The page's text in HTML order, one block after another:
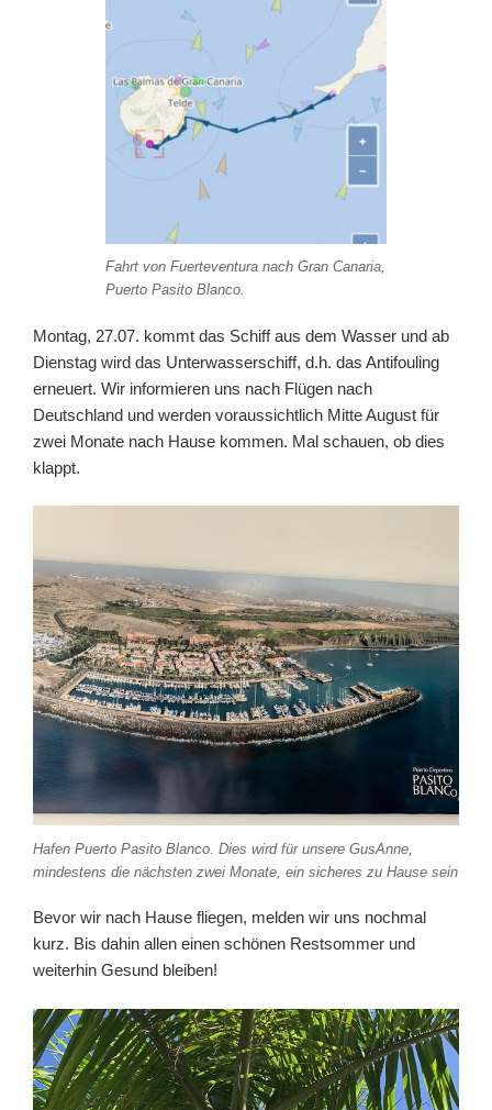
Fahrt von Fuerteventura nach Gran Canaria,
Puerto Pasito Blanco.
Montag, 27.07. kommt das Schiff aus dem Wasser und ab
Dienstag wird das Unterwasserschiff, d.h. das Antifouling
erneuert. Wir informieren uns nach Flügen nach
Deutschland und werden voraussichtlich Mitte August für
zwei Monate nach Hause kommen. Mal schauen, ob dies
klappt.
Hafen Puerto Pasito Blanco. Dies wird für unsere GusAnne,
mindestens die nächsten zwei Monate, ein sicheres zu Hause sein
Bevor wir nach Hause fliegen, melden wir uns nochmal
kurz. Bis dahin allen einen schönen Restsommer und
weiterhin Gesund bleiben!